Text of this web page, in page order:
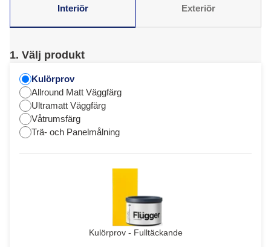
Interiör Exteriör
1. Välj produkt
Kulörprov
Allround Matt Väggfärg
Ultramatt Väggfärg
Våtrumsfärg
Trä- och Panelmålning
Kulörprov - Fulltäckande